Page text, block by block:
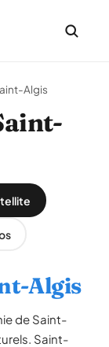
Algis
Algis
de Saint-
Saint-